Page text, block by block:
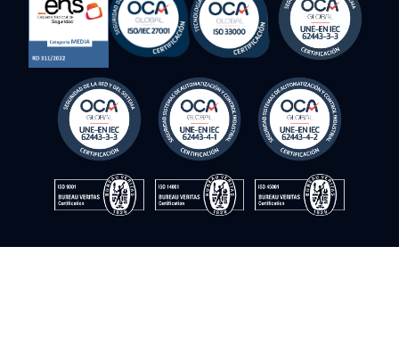
© Instrumentación y control del sur. 2009–2026. ©Todos los
Política de cookies Política de privacidad
Política de calidad
Política de seguridad de la informaciónAviso legal